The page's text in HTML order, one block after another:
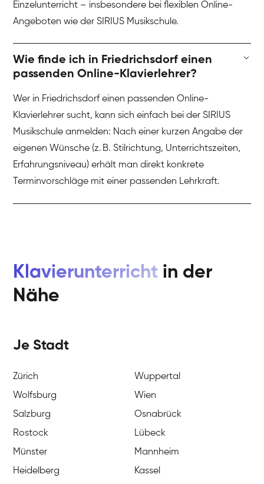
Einzelunterricht – insbesondere bei flexiblen Online-
Angeboten wie der SIRIUS Musikschule.
Wie finde ich in Friedrichsdorf einen
passenden Online-Klavierlehrer?
Wer in Friedrichsdorf einen passenden Online-
Klavierlehrer sucht, kann sich einfach bei der SIRIUS
Musikschule anmelden: Nach einer kurzen Angabe der
eigenen Wünsche (z. B. Stilrichtung, Unterrichtszeiten,
Erfahrungsniveau) erhält man direkt konkrete
Terminvorschläge mit einer passenden Lehrkraft.
Klavierunterricht in der
Nähe
Je Stadt
Zürich
Wuppertal
Wolfsburg
Wien
Salzburg
Osnabrück
Rostock
Lübeck
Münster
Mannheim
Heidelberg
Kassel